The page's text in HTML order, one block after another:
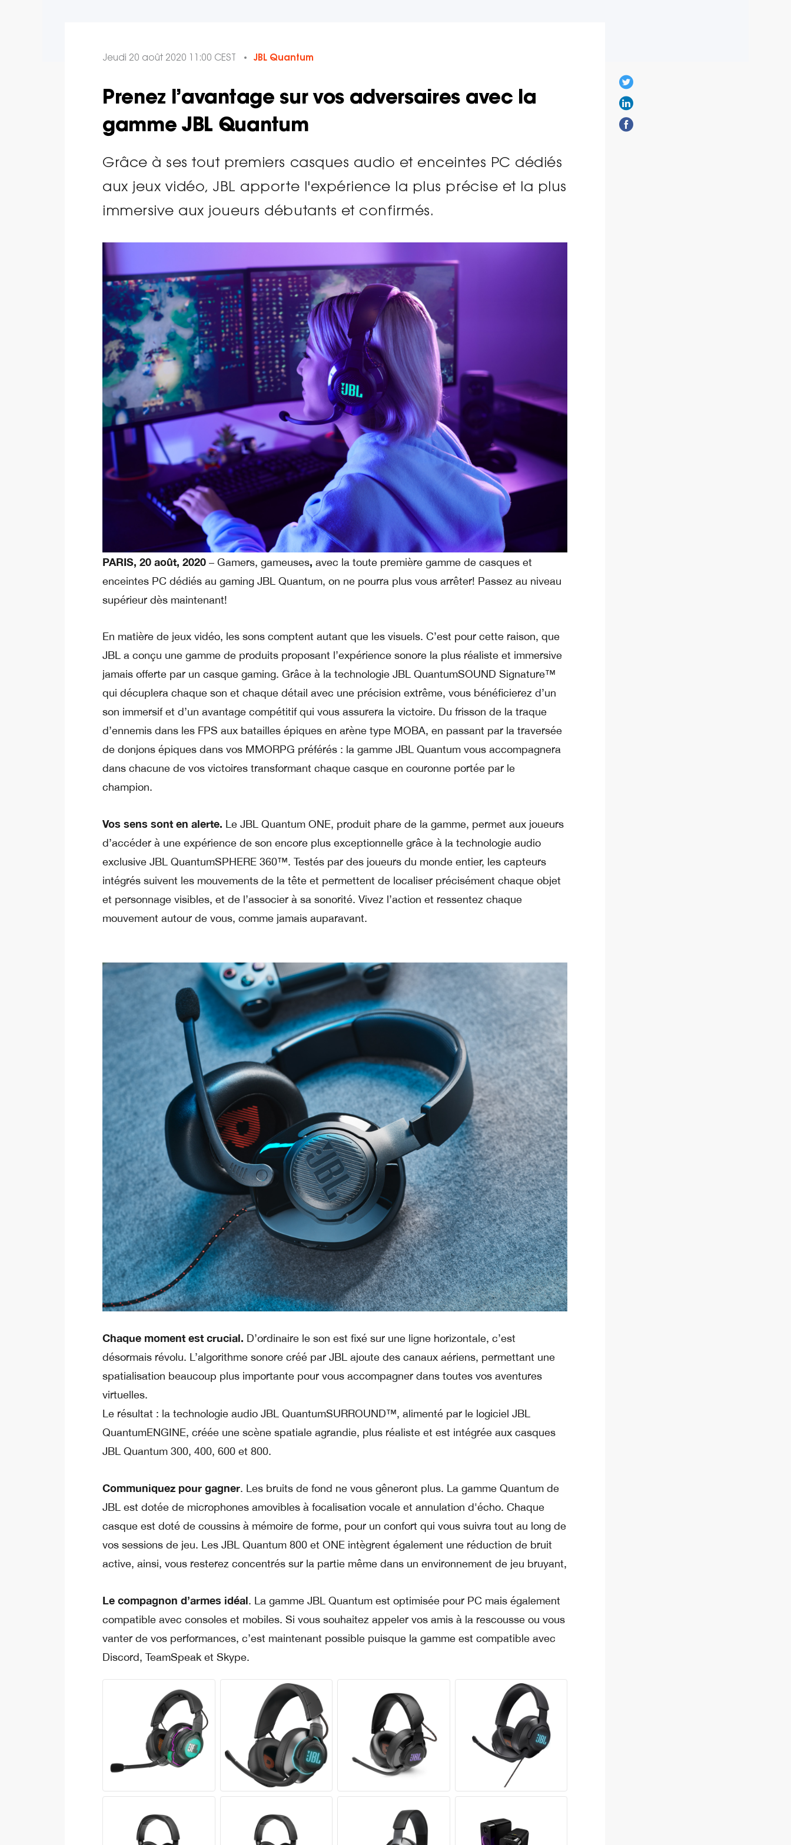
Jeudi 20 août 2020 11:00 CEST JBL Quantum
Prenez l’avantage sur vos adversaires avec la
gamme JBL Quantum
Grâce à ses tout premiers casques audio et enceintes PC dédiés
aux jeux vidéo, JBL apporte l'expérience la plus précise et la plus
immersive aux joueurs débutants et confirmés.
PARIS, 20 août, 2020 – Gamers, gameuses, avec la toute première gamme de casques et
enceintes PC dédiés au gaming JBL Quantum, on ne pourra plus vous arrêter! Passez au niveau
supérieur dès maintenant!
En matière de jeux vidéo, les sons comptent autant que les visuels. C’est pour cette raison, que
JBL a conçu une gamme de produits proposant l’expérience sonore la plus réaliste et immersive
jamais offerte par un casque gaming. Grâce à la technologie JBL QuantumSOUND Signature™
qui décuplera chaque son et chaque détail avec une précision extrême, vous bénéficierez d’un
son immersif et d’un avantage compétitif qui vous assurera la victoire. Du frisson de la traque
d’ennemis dans les FPS aux batailles épiques en arène type MOBA, en passant par la traversée
de donjons épiques dans vos MMORPG préférés : la gamme JBL Quantum vous accompagnera
dans chacune de vos victoires transformant chaque casque en couronne portée par le
champion.
Vos sens sont en alerte. Le JBL Quantum ONE, produit phare de la gamme, permet aux joueurs
d’accéder à une expérience de son encore plus exceptionnelle grâce à la technologie audio
exclusive JBL QuantumSPHERE 360™. Testés par des joueurs du monde entier, les capteurs
intégrés suivent les mouvements de la tête et permettent de localiser précisément chaque objet
et personnage visibles, et de l’associer à sa sonorité. Vivez l’action et ressentez chaque
mouvement autour de vous, comme jamais auparavant.
Chaque moment est crucial. D’ordinaire le son est fixé sur une ligne horizontale, c’est
désormais révolu. L’algorithme sonore créé par JBL ajoute des canaux aériens, permettant une
spatialisation beaucoup plus importante pour vous accompagner dans toutes vos aventures
virtuelles.
Le résultat : la technologie audio JBL QuantumSURROUND™, alimenté par le logiciel JBL
QuantumENGINE, créée une scène spatiale agrandie, plus réaliste et est intégrée aux casques
JBL Quantum 300, 400, 600 et 800.
Communiquez pour gagner. Les bruits de fond ne vous gêneront plus. La gamme Quantum de
JBL est dotée de microphones amovibles à focalisation vocale et annulation d'écho. Chaque
casque est doté de coussins à mémoire de forme, pour un confort qui vous suivra tout au long de
vos sessions de jeu. Les JBL Quantum 800 et ONE intègrent également une réduction de bruit
active, ainsi, vous resterez concentrés sur la partie même dans un environnement de jeu bruyant,
Le compagnon d’armes idéal. La gamme JBL Quantum est optimisée pour PC mais également
compatible avec consoles et mobiles. Si vous souhaitez appeler vos amis à la rescousse ou vous
vanter de vos performances, c’est maintenant possible puisque la gamme est compatible avec
Discord, TeamSpeak et Skype.